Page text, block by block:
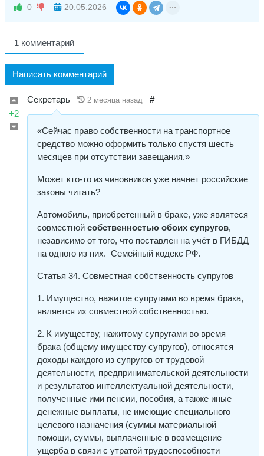
0 20.05.2026
1 комментарий
Написать комментарий
+2
Секретарь 2 месяца назад #
«Сейчас право собственности на транспортное
средство можно оформить только спустя шесть
месяцев при отсутствии завещания.»
Может кто-то из чиновников уже начнет российские
законы читать?
Автомобиль, приобретенный в браке, уже являтеся
совместной собственностью обоих супругов,
независимо от того, что поставлен на учёт в ГИБДД
на одного из них. Семейный кодекс РФ.
Статья 34. Совместная собственность супругов
1. Имущество, нажитое супругами во время брака,
является их совместной собственностью.
2. К имуществу, нажитому супругами во время
брака (общему имуществу супругов), относятся
доходы каждого из супругов от трудовой
деятельности, предпринимательской деятельности
и результатов интеллектуальной деятельности,
полученные ими пенсии, пособия, а также иные
денежные выплаты, не имеющие специального
целевого назначения (суммы материальной
помощи, суммы, выплаченные в возмещение
ущерба в связи с утратой трудоспособности